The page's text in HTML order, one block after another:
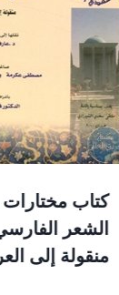
كتاب
الشعر
منقولة إلى